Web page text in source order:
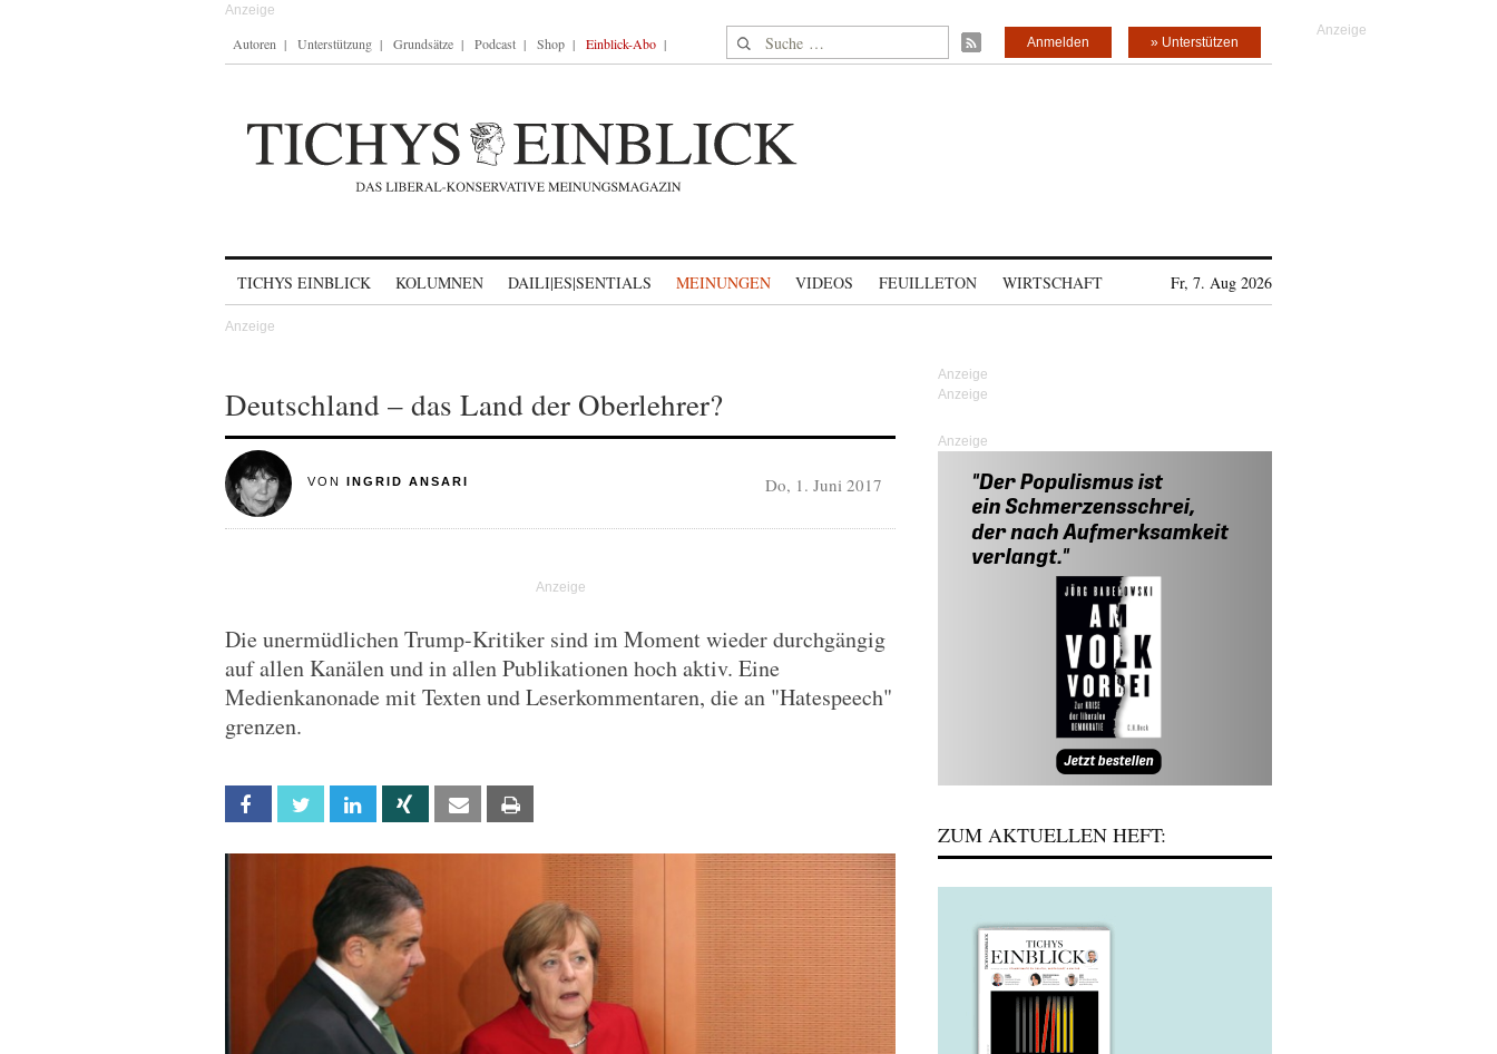
Autoren Unterstützung Grundsätze Podcast Shop Einblick-Abo Suche nach: » Unterstützen
Anmelden
TICHYS EINBLICK KOLUMNEN DAILI|ES|SENTIALS MEINUNGEN VIDEOS FEUILLETON WIRTSCHAFT Fr, 7. Aug 2026
Deutschland – das Land der Oberlehrer?
VON INGRID ANSARI Do, 1. Juni 2017
Die unermüdlichen Trump-Kritiker sind im Moment wieder durchgängig
auf allen Kanälen und in allen Publikationen hoch aktiv. Eine
Medienkanonade mit Texten und Leserkommentaren, die an "Hatespeech"
grenzen.
Facebook Twitter Linkedin Xing Email
Anzeige
ZUM AKTUELLEN HEFT: